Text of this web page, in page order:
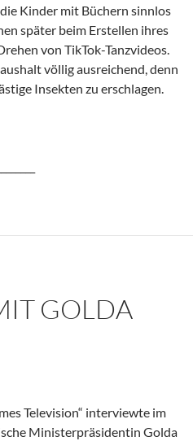
Kinder mit Büchern sinnlos
später beim Erstellen ihres
von TikTok-Tanzvideos.
völlig ausreichend, denn
Insekten zu erschlagen.
GOLDA
Television“ interviewte im
Ministerpräsidentin Golda